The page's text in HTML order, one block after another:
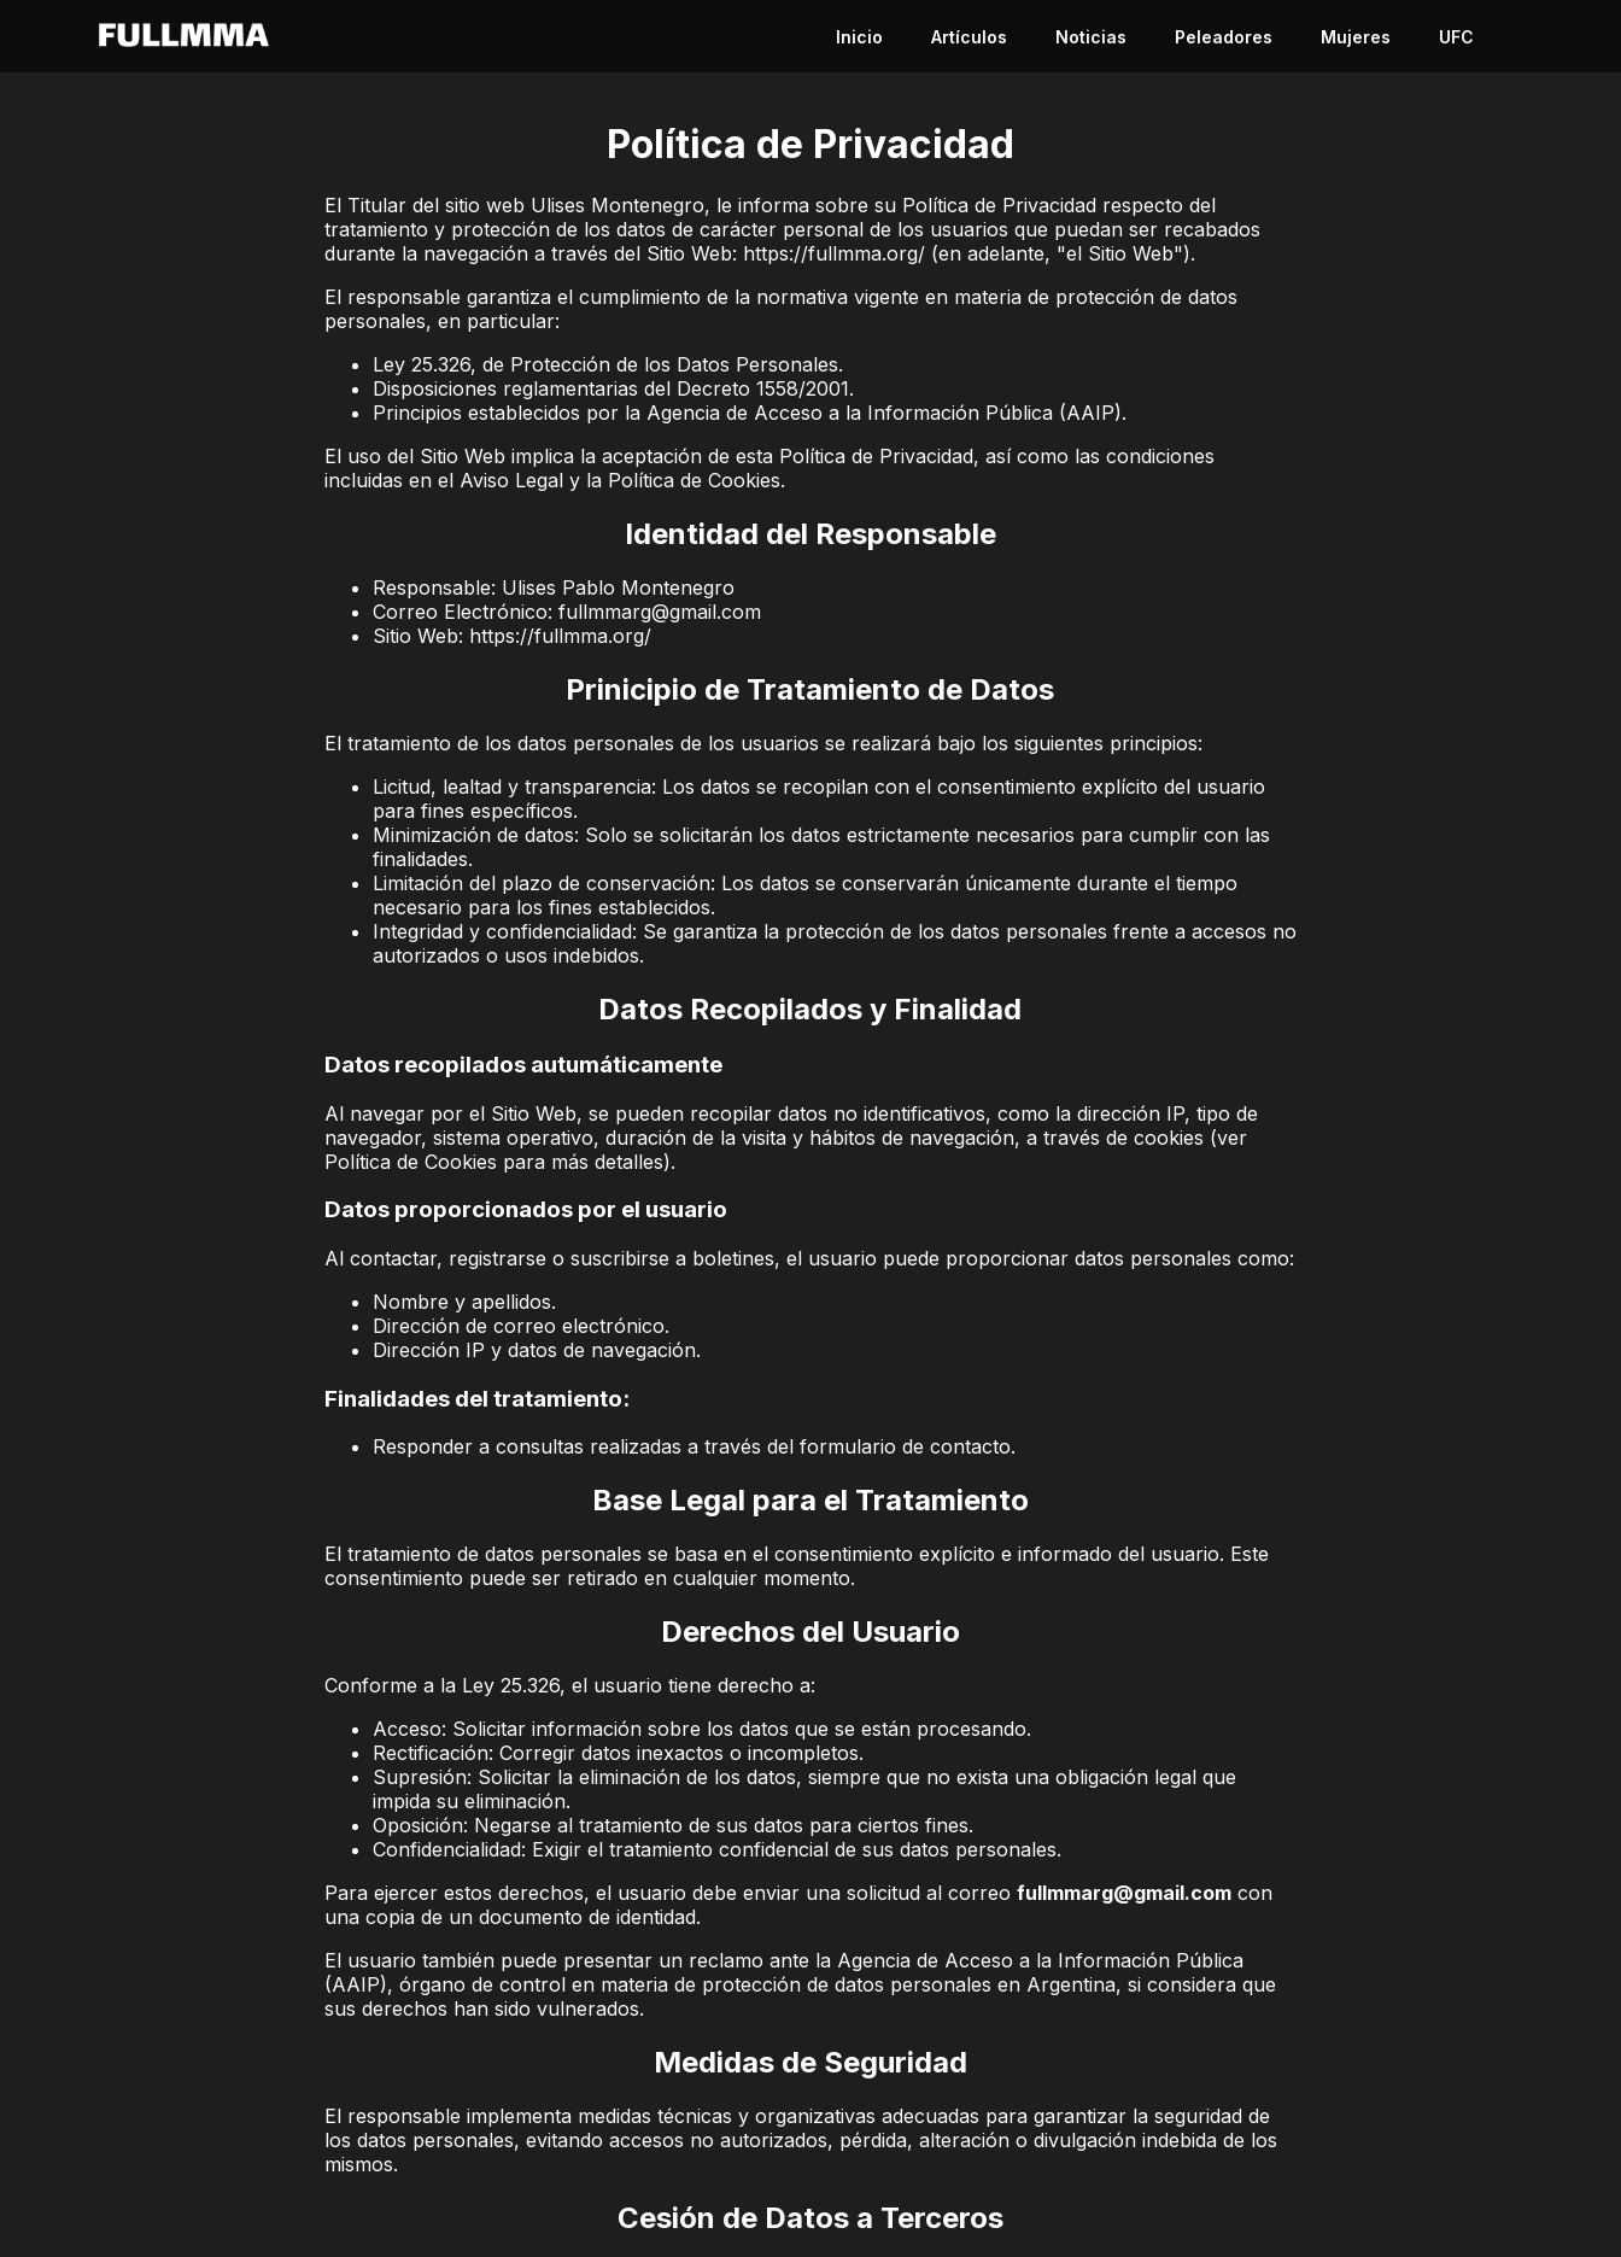
Inicio Artículos Noticias Peleadores Mujeres UFC
Política de Privacidad
El Titular del sitio web Ulises Montenegro, le informa sobre su Política de Privacidad respecto del
tratamiento y protección de los datos de carácter personal de los usuarios que puedan ser recabados
durante la navegación a través del Sitio Web: https://fullmma.org/ (en adelante, "el Sitio Web").
El responsable garantiza el cumplimiento de la normativa vigente en materia de protección de datos
personales, en particular:
Ley 25.326, de Protección de los Datos Personales.
Disposiciones reglamentarias del Decreto 1558/2001.
Principios establecidos por la Agencia de Acceso a la Información Pública (AAIP).
El uso del Sitio Web implica la aceptación de esta Política de Privacidad, así como las condiciones
incluidas en el Aviso Legal y la Política de Cookies.
Identidad del Responsable
Responsable: Ulises Pablo Montenegro
Correo Electrónico: fullmmarg@gmail.com
Sitio Web: https://fullmma.org/
Prinicipio de Tratamiento de Datos
El tratamiento de los datos personales de los usuarios se realizará bajo los siguientes principios:
Licitud, lealtad y transparencia: Los datos se recopilan con el consentimiento explícito del usuario
para fines específicos.
Minimización de datos: Solo se solicitarán los datos estrictamente necesarios para cumplir con las
finalidades.
Limitación del plazo de conservación: Los datos se conservarán únicamente durante el tiempo
necesario para los fines establecidos.
Integridad y confidencialidad: Se garantiza la protección de los datos personales frente a accesos no
autorizados o usos indebidos.
Datos Recopilados y Finalidad
Datos recopilados autumáticamente
Al navegar por el Sitio Web, se pueden recopilar datos no identificativos, como la dirección IP, tipo de
navegador, sistema operativo, duración de la visita y hábitos de navegación, a través de cookies (ver
Política de Cookies para más detalles).
Datos proporcionados por el usuario
Al contactar, registrarse o suscribirse a boletines, el usuario puede proporcionar datos personales como:
Nombre y apellidos.
Dirección de correo electrónico.
Dirección IP y datos de navegación.
Finalidades del tratamiento:
Responder a consultas realizadas a través del formulario de contacto.
Base Legal para el Tratamiento
El tratamiento de datos personales se basa en el consentimiento explícito e informado del usuario. Este
consentimiento puede ser retirado en cualquier momento.
Derechos del Usuario
Conforme a la Ley 25.326, el usuario tiene derecho a:
Acceso: Solicitar información sobre los datos que se están procesando.
Rectificación: Corregir datos inexactos o incompletos.
Supresión: Solicitar la eliminación de los datos, siempre que no exista una obligación legal que
impida su eliminación.
Oposición: Negarse al tratamiento de sus datos para ciertos fines.
Confidencialidad: Exigir el tratamiento confidencial de sus datos personales.
Para ejercer estos derechos, el usuario debe enviar una solicitud al correo fullmmarg@gmail.comcon
una copia de un documento de identidad.
El usuario también puede presentar un reclamo ante la Agencia de Acceso a la Información Pública
(AAIP), órgano de control en materia de protección de datos personales en Argentina, si considera que
sus derechos han sido vulnerados.
Medidas de Seguridad
El responsable implementa medidas técnicas y organizativas adecuadas para garantizar la seguridad de
los datos personales, evitando accesos no autorizados, pérdida, alteración o divulgación indebida de los
mismos.
Cesión de Datos a Terceros